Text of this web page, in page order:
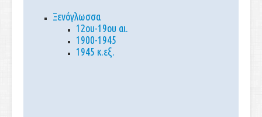
Ξενόγλωσσα
12ου-19ου αι.
1900-1945
1945 κ.εξ.